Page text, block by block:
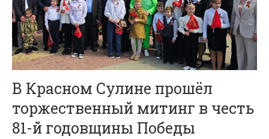
В Красном Сулине прошёл
торжественный митинг в честь
81-й годовщины Победы